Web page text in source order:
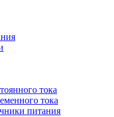
тока
тока
питания